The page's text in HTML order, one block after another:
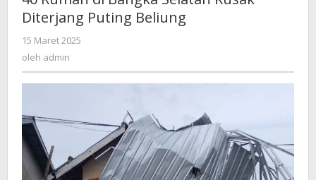
Bangka
Selatan
Diterjang Puting Beliung
15 Maret 2025
oleh admin